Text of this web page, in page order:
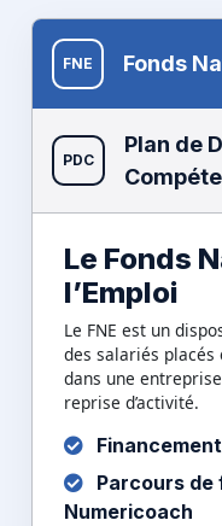
FNE Fonds
PDC
Plan de
Le Fonds
l’Emploi
Le FNE est un
des salariés
dans une
reprise d’activité.
Parcours
Numericoach